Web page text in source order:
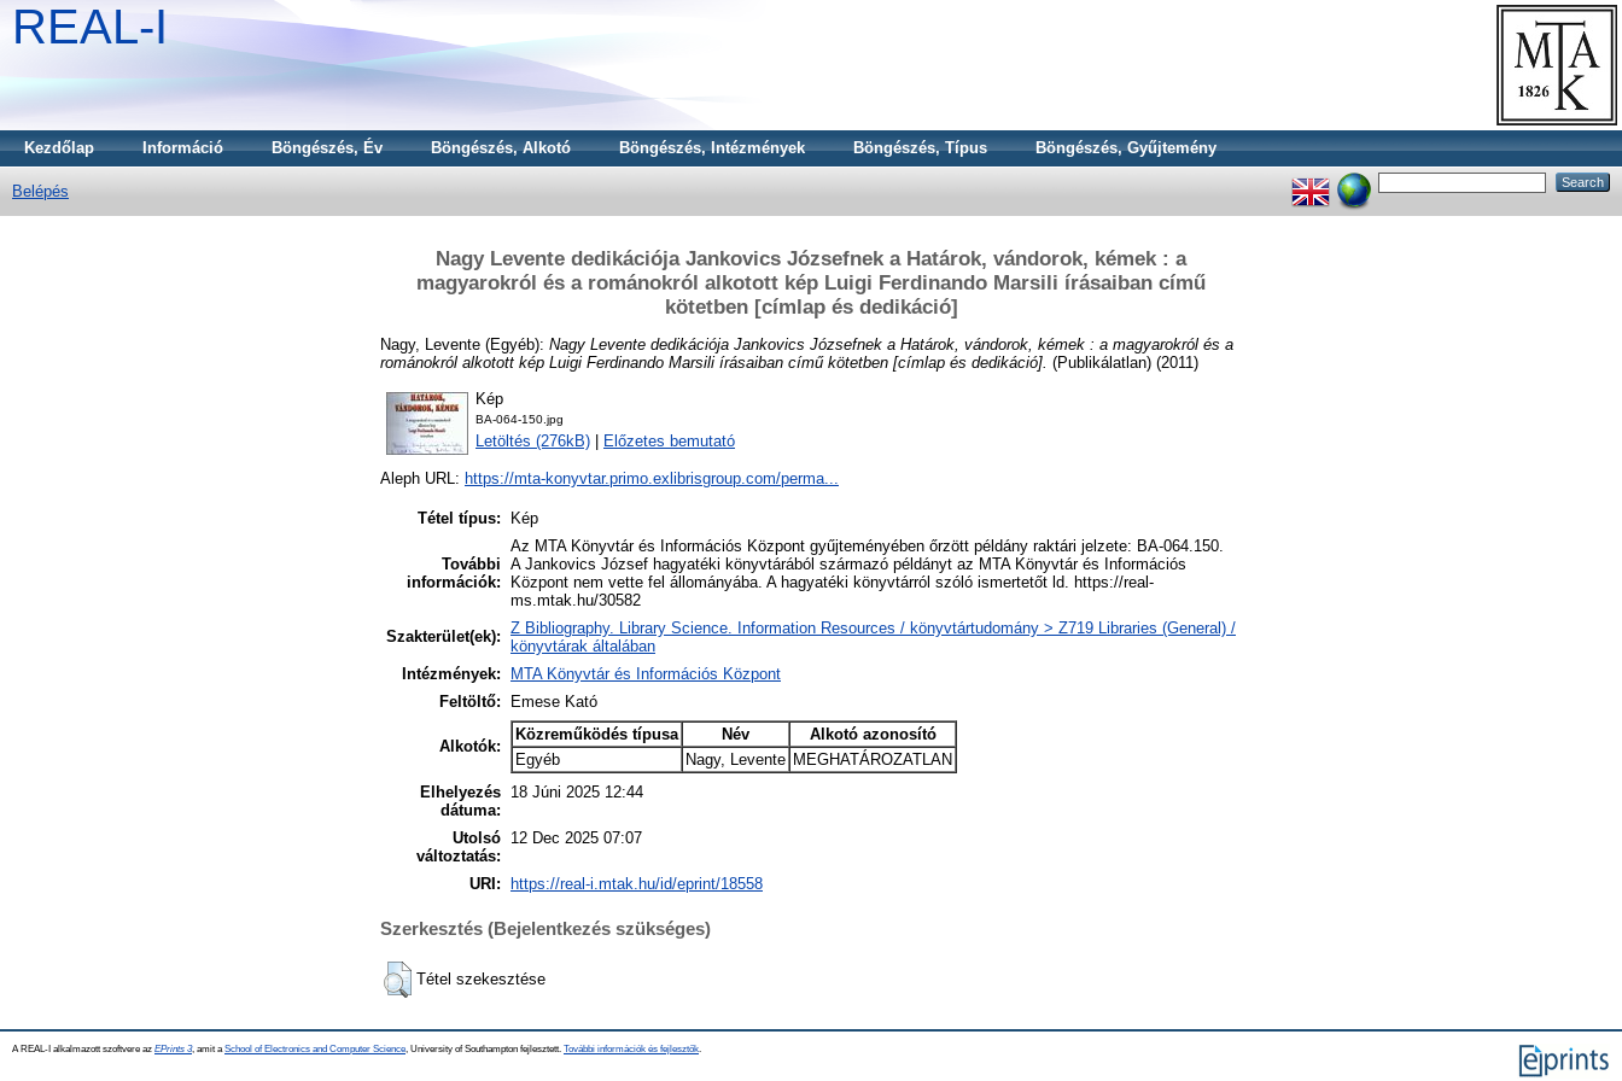
REAL-I
Kezdőlap Információ Böngészés, Év Böngészés, Alkotó Böngészés, Intézmények Böngészés, Típus Böngészés, Gyűjtemény
Belépés
Nagy Levente dedikációja Jankovics Józsefnek a Határok, vándorok, kémek : a
magyarokról és a románokról alkotott kép Luigi Ferdinando Marsili írásaiban című
kötetben [címlap és dedikáció]
Nagy, Levente (Egyéb): Nagy Levente dedikációja Jankovics Józsefnek a Határok, vándorok, kémek : a magyarokról és a
románokról alkotott kép Luigi Ferdinando Marsili írásaiban című kötetben [címlap és dedikáció]. (Publikálatlan) (2011)
Kép
BA-064-150.jpg
Letöltés (276kB) Előzetes bemutató
Aleph URL: https://mta-konyvtar.primo.exlibrisgroup.com/perma...
Tétel típus: Kép
További
információk:
Az MTA Könyvtár és Információs Központ gyűjteményében őrzött példány raktári jelzete: BA-064.150.
A Jankovics József hagyatéki könyvtárából származó példányt az MTA Könyvtár és Információs
Központ nem vette fel állományába. A hagyatéki könyvtárról szóló ismertetőt ld. https://real-
ms.mtak.hu/30582
Szakterület(ek): Z Bibliography. Library Science. Information Resources / könyvtártudomány > Z719 Libraries (General) /
könyvtárak általában
Intézmények:
MTA Könyvtár és Információs Központ
Feltöltő:
Emese Kató
Alkotók:
Közreműködés típusa Név
Alkotó azonosító
Egyéb
Nagy, Levente MEGHATÁROZATLAN
Elhelyezés
dátuma:
18 Júni 2025 12:44
Utolsó
változtatás:
12 Dec 2025 07:07
URI: https://real-i.mtak.hu/id/eprint/18558
Szerkesztés (Bejelentkezés szükséges)
Tétel szekesztése
A REAL-I alkalmazott szoftvere az EPrints 3, amit a School of Electronics and Computer Science , University of Southampton fejlesztett. További információk és fejlesztők